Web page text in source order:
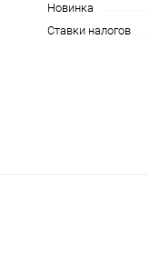
Новинка
Ставки налогов